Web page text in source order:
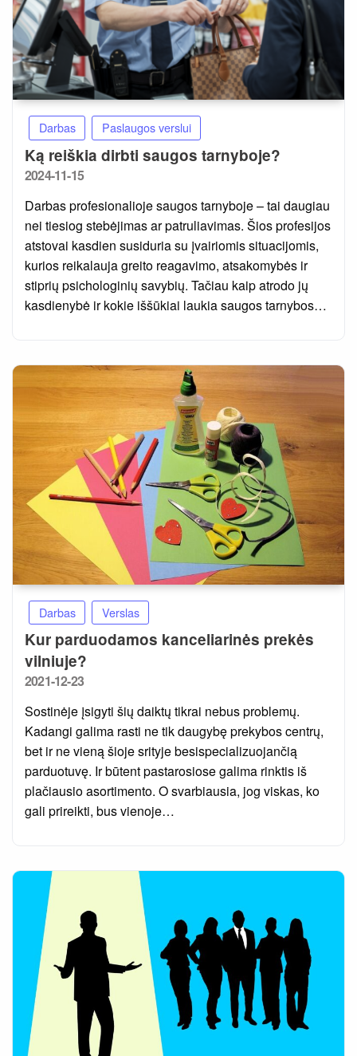
Darbas Paslaugos verslui
Ką reiškia dirbti saugos tarnyboje?
Posted
2024-11-15
Darbas profesionalioje saugos tarnyboje – tai daugiau
nei tiesiog stebėjimas ar patruliavimas. Šios profesijos
atstovai kasdien susiduria su įvairiomis situacijomis,
kurios reikalauja greito reagavimo, atsakomybės ir
stiprių psichologinių savybių. Tačiau kaip atrodo jų
kasdienybė ir kokie iššūkiai laukia saugos tarnybos…
Darbas Verslas
Kur parduodamos kanceliarinės prekės
vilniuje?
Posted
2021-12-23
Sostinėje įsigyti šių daiktų tikrai nebus problemų.
Kadangi galima rasti ne tik daugybę prekybos centrų,
bet ir ne vieną šioje srityje besispecializuojančią
parduotuvę. Ir būtent pastarosiose galima rinktis iš
plačiausio asortimento. O svarbiausia, jog viskas, ko
gali prireikti, bus vienoje…